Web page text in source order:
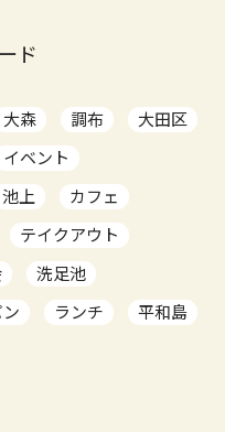
ド
大森 調布
大田区
イベント
池上
カフェ
テイクアウト
洗足池
ランチ
平和島